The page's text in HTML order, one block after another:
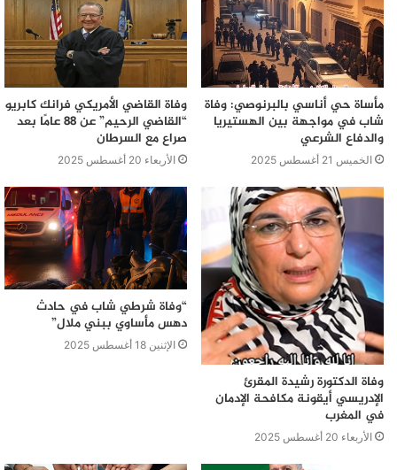
مأساة حي أناسي بالبرنوصي: وفاة
شاب في مواجهة بين الهستيريا
والدفاع الشرعي
الخميس 21 أغسطس 2025
وفاة القاضي الأمريكي فرانك كابريو
“القاضي الرحيم” عن 88 عامًا بعد
صراع مع السرطان
الأربعاء 20 أغسطس 2025
وفاة الدكتورة رشيدة المقرئ
الإدريسي أيقونة مكافحة الإدمان
في المغرب
الأربعاء 20 أغسطس 2025
“وفاة شرطي شاب في حادث
دهس مأساوي ببني ملال”
الإثنين 18 أغسطس 2025